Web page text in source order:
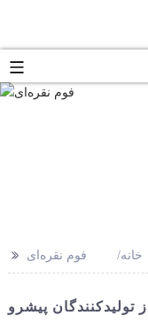
>> خانه فوم نقره‌ای
پیشرو